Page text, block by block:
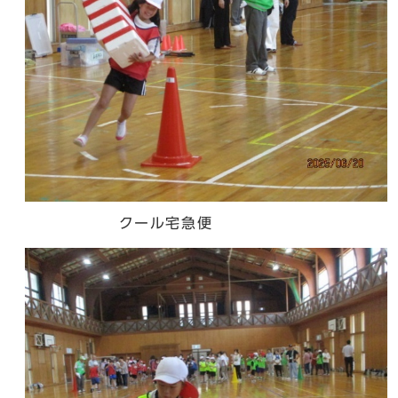
クール宅急便